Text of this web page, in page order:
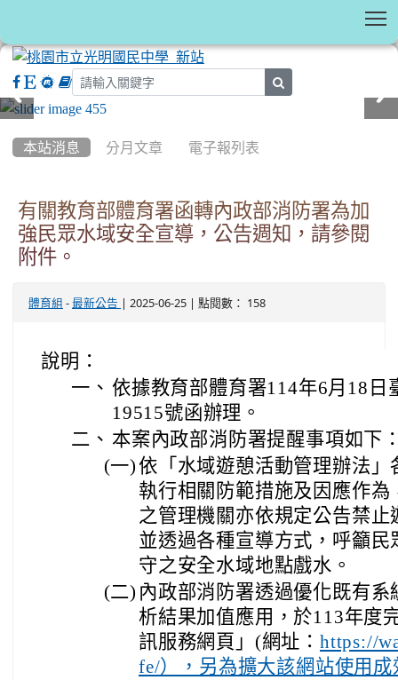
本站消息 分月文章 電子報列表
有關教育部體育署函轉內政部消防署為加
強民眾水域安全宣導，公告週知，請參閱
附件。
體育組 - 最新公告 | 2025-06-25 | 點閱數： 158
說明：
一、 依據教育部體育署114年6月18日
19515號函辦理。
二、 本案內政部消防署提醒事項如下
(一)依「水域遊憩活動管理辦法
執行相關防範措施及因應作
之管理機關亦依規定公告禁
並透過各種宣導方式，呼籲
守之安全水域地點戲水。
(二) 內政部消防署透過優化既有
析結果加值應用，於113年度
訊服務網頁」(網址： https://
fe/），另為擴大該網站使用